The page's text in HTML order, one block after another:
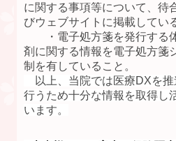
に関する事項等について、待
びウェブサイトに掲載してい
・電子処方箋を発行する
剤に関する情報を電子処方箋
制を有していること。
以上、当院では医療DXを推
行うため十分な情報を取得し
います。